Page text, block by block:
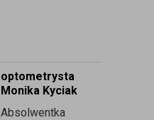
optometrysta
Monika Kyciak
Absolwentka